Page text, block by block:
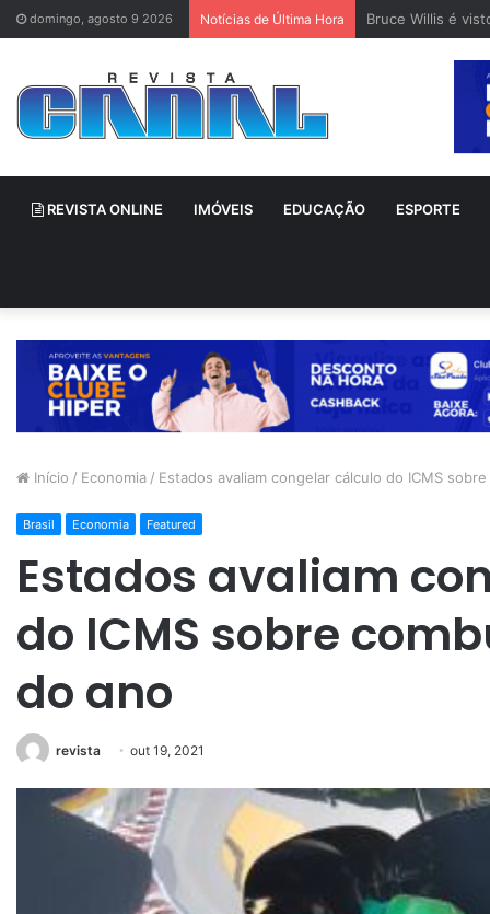
domingo, agosto 9 2026 Notícias de Última Hora Bruce Willis é
REVISTA ONLINE IMÓVEIS EDUCAÇÃO ESPORTE
Início / Economia / Estados avaliam congelar cálculo do ICMS
Brasil Economia Featured
Estados avaliam
do ICMS sobre
do ano
revista out 19, 2021